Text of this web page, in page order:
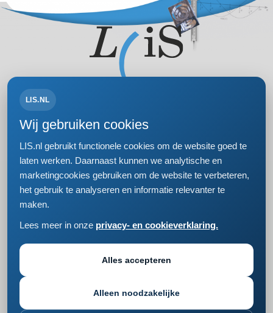
Volg ons op:
Bezoek- en postadres
Einsteinweg 61
2333 CC Leiden
+31 (0)71 5681168
Privacy- en cookieverklaring
Responsible disclosure
LIS.NL
Wij gebruiken cookies
LIS.nl gebruikt functionele cookies om de website goed te
laten werken. Daarnaast kunnen we analytische en
marketingcookies gebruiken om de website te verbeteren,
het gebruik te analyseren en informatie relevanter te
maken.
Lees meer in onze privacy- en cookieverklaring.
Alles accepteren
Alleen noodzakelijke